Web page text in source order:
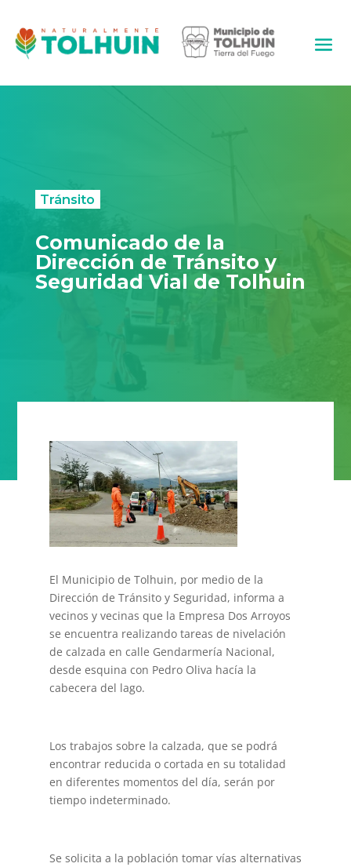
Tránsito
Comunicado de la
Dirección de Tránsito y
Seguridad Vial de Tolhuin
El Municipio de Tolhuin, por medio de la
Dirección de Tránsito y Seguridad, informa a
vecinos y vecinas que la Empresa Dos Arroyos
se encuentra realizando tareas de nivelación
de calzada en calle Gendarmería Nacional,
desde esquina con Pedro Oliva hacía la
cabecera del lago.
Los trabajos sobre la calzada, que se podrá
encontrar reducida o cortada en su totalidad
en diferentes momentos del día, serán por
tiempo indeterminado.
Se solicita a la población tomar vías alternativas